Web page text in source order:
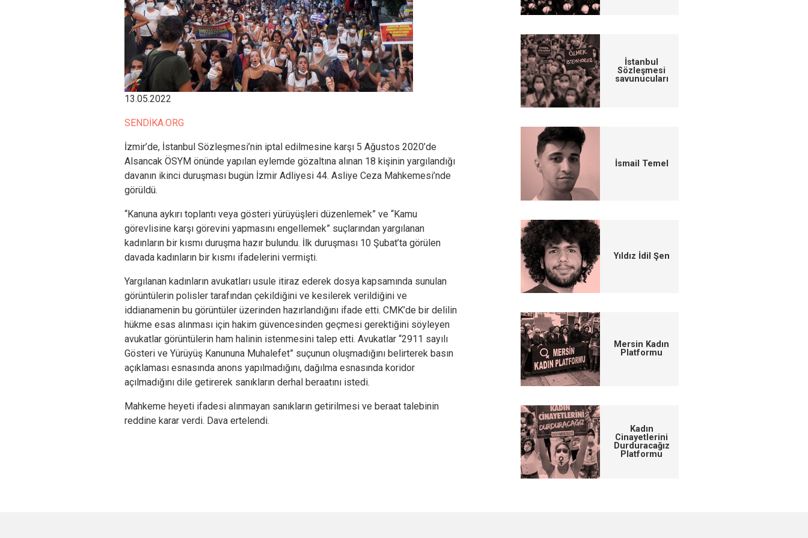
13.05.2022
SENDİKA.ORG
İzmir’de, İstanbul Sözleşmesi’nin iptal edilmesine karşı 5 Ağustos 2020’de
Alsancak ÖSYM önünde yapılan eylemde gözaltına alınan 18 kişinin yargılandığı
davanın ikinci duruşması bugün İzmir Adliyesi 44. Asliye Ceza Mahkemesi’nde
görüldü.
“Kanuna aykırı toplantı veya gösteri yürüyüşleri düzenlemek” ve “Kamu
görevlisine karşı görevini yapmasını engellemek” suçlarından yargılanan
kadınların bir kısmı duruşma hazır bulundu. İlk duruşması 10 Şubat’ta görülen
davada kadınların bir kısmı ifadelerini vermişti.
Yargılanan kadınların avukatları usule itiraz ederek dosya kapsamında sunulan
görüntülerin polisler tarafından çekildiğini ve kesilerek verildiğini ve
iddianamenin bu görüntüler üzerinden hazırlandığını ifade etti. CMK’de bir delilin
hükme esas alınması için hakim güvencesinden geçmesi gerektiğini söyleyen
avukatlar görüntülerin ham halinin istenmesini talep etti. Avukatlar “2911 sayılı
Gösteri ve Yürüyüş Kanununa Muhalefet” suçunun oluşmadığını belirterek basın
açıklaması esnasında anons yapılmadığını, dağılma esnasında koridor
açılmadığını dile getirerek sanıkların derhal beraatını istedi.
Mahkeme heyeti ifadesi alınmayan sanıkların getirilmesi ve beraat talebinin
reddine karar verdi. Dava ertelendi.
İstanbul
Sözleşmesi
savunucuları
İsmail Temel
Yıldız İdil Şen
Mersin Kadın
Platformu
Kadın
Cinayetlerini
Durduracağız
Platformu